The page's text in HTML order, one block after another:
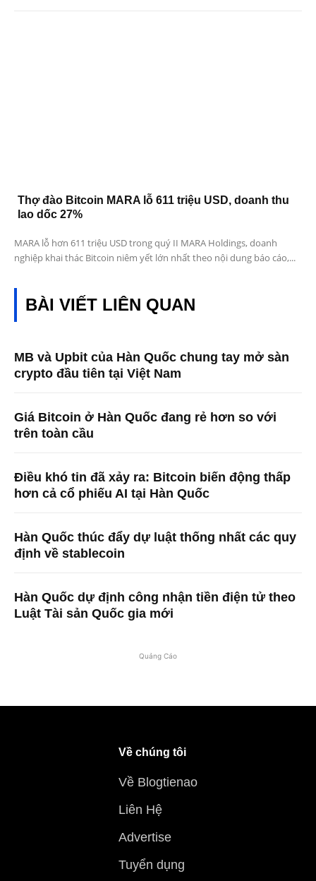
Thợ đào Bitcoin MARA lỗ 611 triệu USD, doanh thu
lao dốc 27%
MARA lỗ hơn 611 triệu USD trong quý II MARA Holdings, doanh
nghiệp khai thác Bitcoin niêm yết lớn nhất theo nội dung báo cáo,...
BÀI VIẾT LIÊN QUAN
MB và Upbit của Hàn Quốc chung tay mở sàn
crypto đầu tiên tại Việt Nam
Giá Bitcoin ở Hàn Quốc đang rẻ hơn so với
trên toàn cầu
Điều khó tin đã xảy ra: Bitcoin biến động thấp
hơn cả cổ phiếu AI tại Hàn Quốc
Hàn Quốc thúc đẩy dự luật thống nhất các quy
định về stablecoin
Hàn Quốc dự định công nhận tiền điện tử theo
Luật Tài sản Quốc gia mới
Quảng Cáo
Về chúng tôi
Về Blogtienao
Liên Hệ
Advertise
Tuyển dụng